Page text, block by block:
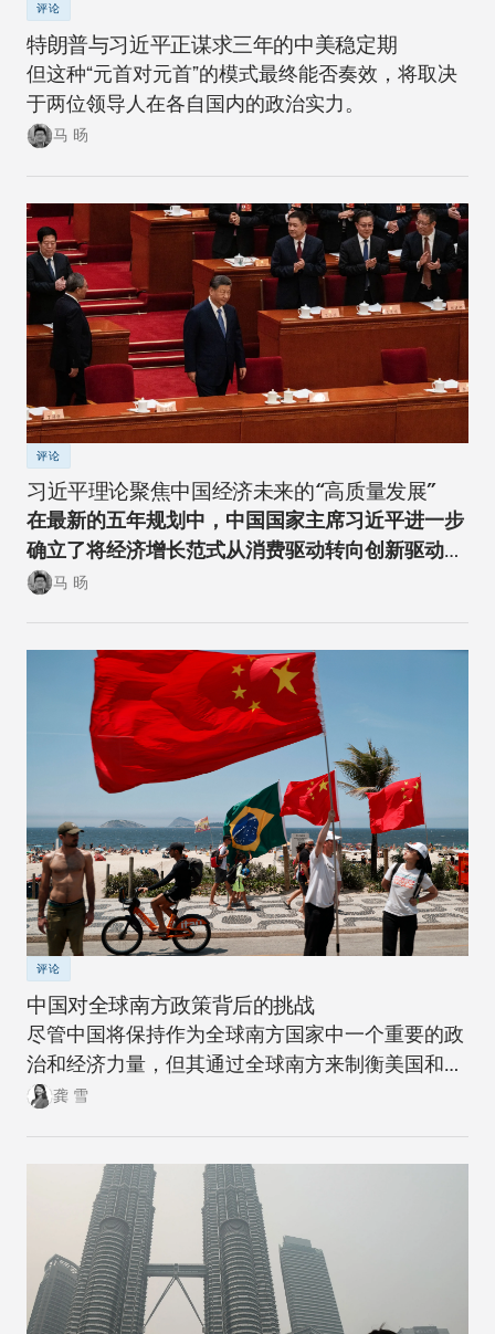
评论
特朗普与习近平正谋求三年的中美稳定期
但这种“元首对元首”的模式最终能否奏效，将取决
于两位领导人在各自国内的政治实力。
马 旸
评论
习近平理论聚焦中国经济未来的“高质量发展”
在最新的五年规划中，中国国家主席习近平进一步
确立了将经济增长范式从消费驱动转向创新驱动的
经济转型方向。
马 旸
评论
中国对全球南方政策背后的挑战
尽管中国将保持作为全球南方国家中一个重要的政
治和经济力量，但其通过全球南方来制衡美国和全
球北方的雄心计划远非十拿九稳。
龚 雪